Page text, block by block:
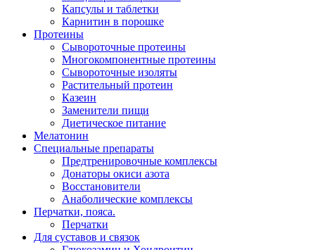
Капсулы и таблетки
Карнитин в порошке
Протеины
Сывороточные протеины
Многокомпонентные протеины
Сывороточные изоляты
Растительный протеин
Казеин
Заменители пищи
Диетическое питание
Мелатонин
Специальные препараты
Предтренировочные комплексы
Донаторы окиси азота
Восстановители
Анаболические комплексы
Перчатки, пояса.
Перчатки
Для суставов и связок